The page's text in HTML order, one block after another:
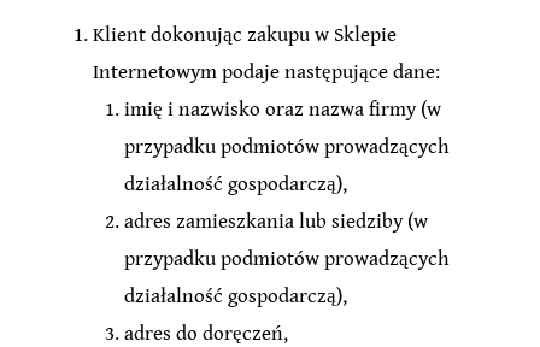
Klient dokonując zakupu w Sklepie
Internetowym podaje następujące dane:
imię i nazwisko oraz nazwa firmy (w
przypadku podmiotów prowadzących
działalność gospodarczą),
adres zamieszkania lub siedziby (w
przypadku podmiotów prowadzących
działalność gospodarczą),
adres do doręczeń,